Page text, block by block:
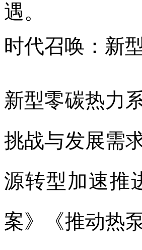
遇。
时代召唤：新
新型零碳热力
挑战与发展需
源转型加速推
案》《推动热